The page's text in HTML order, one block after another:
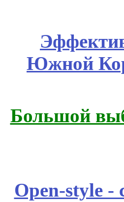
Южной
Большой
Open-style